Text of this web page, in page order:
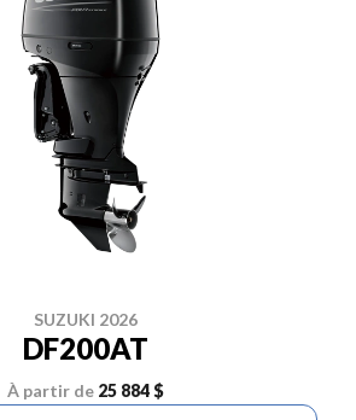
SUZUKI 2026
DF200AT
À partir de 25 884 $